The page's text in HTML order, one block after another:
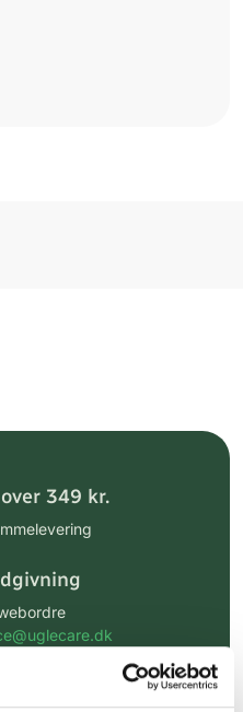
349 kr.
(30 min. i Kbh)